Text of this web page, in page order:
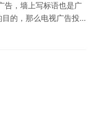
告，墙上写标语也是广
的，那么电视广告投
消费者对产品的信任度